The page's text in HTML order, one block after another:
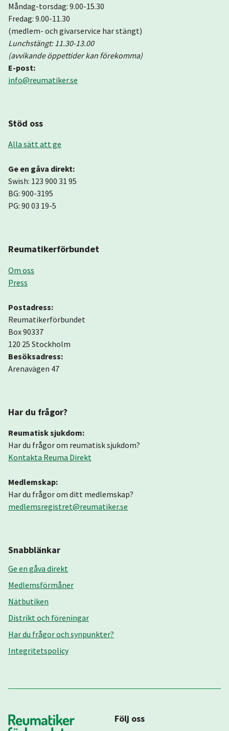
Måndag-torsdag: 9.00-15.30
Fredag: 9.00-11.30
(medlem- och givarservice har stängt)
Lunchstängt: 11.30-13.00
(avvikande öppettider kan förekomma)
E-post:
info@reumatiker.se
Stöd oss
Alla sätt att ge
Ge en gåva direkt:
Swish: 123 900 31 95
BG: 900-3195
PG: 90 03 19-5
Reumatikerförbundet
Om oss
Press
Postadress:
Reumatikerförbundet
Box 90337
120 25 Stockholm
Besöksadress:
Arenavägen 47
Har du frågor?
Reumatisk sjukdom:
Har du frågor om reumatisk sjukdom?
Kontakta Reuma Direkt
Medlemskap:
Har du frågor om ditt medlemskap?
medlemsregistret@reumatiker.se
Snabblänkar
Ge en gåva direkt
Medlemsförmåner
Nätbutiken
Distrikt och föreningar
Har du frågor och synpunkter?
Integritetspolicy
Följ oss